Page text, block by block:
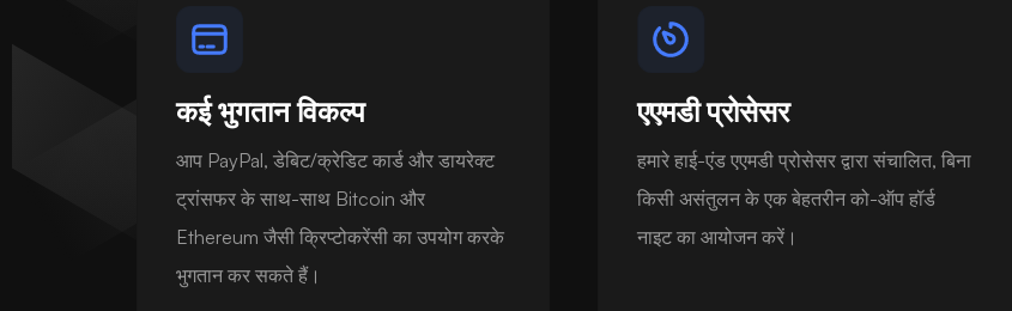
कई भुगतान विकल्प
आप PayPal, डेबिट/क्रेडिट कार्ड और डायरेक्ट
ट्रांसफर के साथ-साथ Bitcoin और
Ethereum जैसी क्रिप्टोकरेंसी का उपयोग करके
भुगतान कर सकते हैं।
एएमडी प्रोसेसर
हमारे हाई-एंड एएमडी प्रोसेसर द्वारा संचालित, बिना
किसी असंतुलन के एक बेहतरीन को-ऑप हॉर्ड
नाइट का आयोजन करें।